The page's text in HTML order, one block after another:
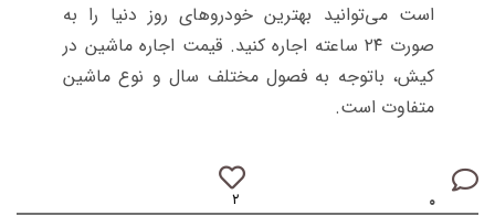
است می‌توانید بهترین خودروهای روز دنیا را به
صورت ۲۴ ساعته اجاره کنید. قیمت اجاره ماشین در
کیش، باتوجه به فصول مختلف سال و نوع ماشین
متفاوت است.
۰ ۲